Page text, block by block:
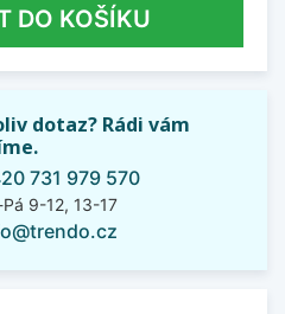
DO KOŠÍKU
dotaz? Rádi vám
731 979 570
Pá 9-12, 13-17